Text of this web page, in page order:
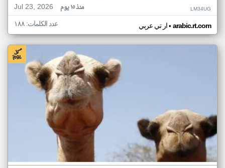
Jul 23, 2026
منذ ١٥ يوم LM34UG
ار تي عربي• arabic.rt.com عدد الكلمات: ١٨٨